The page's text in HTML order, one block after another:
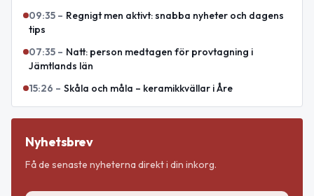
09:35 – Regnigt men aktivt: snabba nyheter och dagens
tips
07:35 – Natt: person medtagen för provtagning i
Jämtlands län
15:26 – Skåla och måla – keramikkvällar i Åre
Nyhetsbrev
Få de senaste nyheterna direkt i din inkorg.